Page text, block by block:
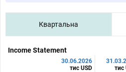
Квартальна
Income Statement
30.06.2026
тис USD
тис